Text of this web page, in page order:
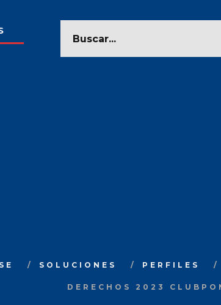
SOLUCIONES PERFILES
DERECHOS 2023